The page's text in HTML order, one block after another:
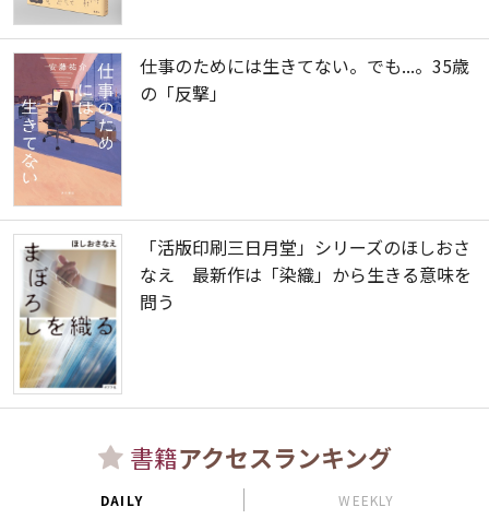
仕事のためには生きてない。でも...。35歳
の「反撃」
「活版印刷三日月堂」シリーズのほしおさ
なえ 最新作は「染織」から生きる意味を
問う
書籍アクセスランキング
DAILY WEEKLY